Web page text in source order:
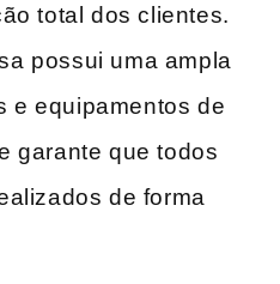
total dos clientes.
possui uma ampla
e equipamentos de
garante que todos
de forma